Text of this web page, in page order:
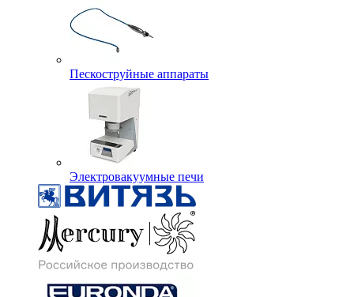
Пескоструйные аппараты
Электровакуумные печи